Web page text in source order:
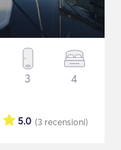
3 4
(3 recensioni)
5.0